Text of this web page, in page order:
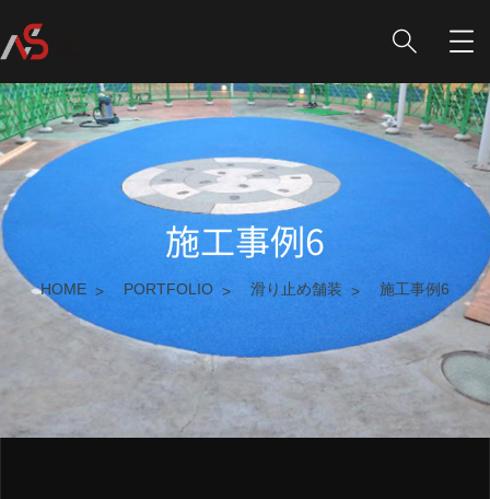
施工事例6
HOME PORTFOLIO 滑り止め舗装 施工事例6